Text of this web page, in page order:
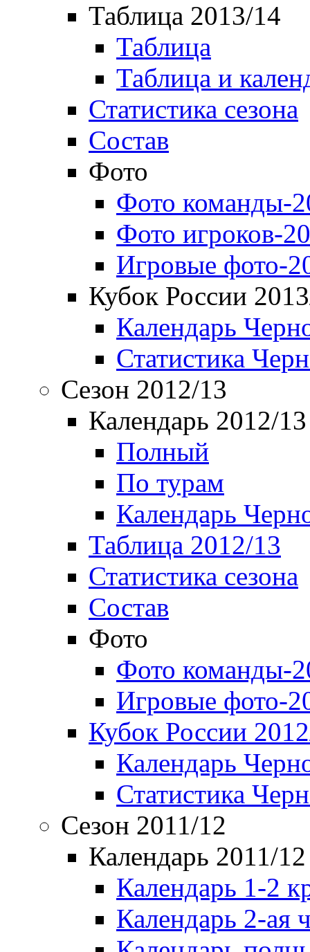
Таблица 2013/14
Таблица
Таблица и
Статистика сезона
Состав
Фото
Фото команды-
Фото игроков-
Игровые фото-
Кубок России
Календарь
Статистика
Сезон 2012/13
Календарь 2012/13
Полный
По турам
Календарь
Таблица 2012/13
Статистика сезона
Состав
Фото
Фото команды-
Игровые фото-
Кубок России
Календарь
Статистика
Сезон 2011/12
Календарь 2011/12
Календарь 1-2
Календарь 2-ая